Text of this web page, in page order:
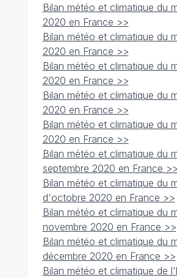
Bilan météo et climatique du
2020 en France >>
Bilan météo et climatique du
2020 en France >>
Bilan météo et climatique du
2020 en France >>
Bilan météo et climatique du
2020 en France >>
Bilan météo et climatique du
2020 en France >>
Bilan météo et climatique du
septembre 2020 en France >>
Bilan météo et climatique du
d'octobre 2020 en France >>
Bilan météo et climatique du
novembre 2020 en France >>
Bilan météo et climatique du
décembre 2020 en France >>
Bilan météo et climatique de